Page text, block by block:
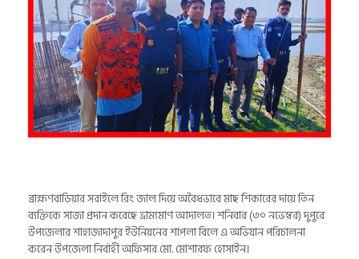
ব্রাহ্মণবাড়িয়ার সরাইলে রিং জাল দিয়ে অবৈধভাবে মাছ শিকারের দায়ে তিন
ব্যক্তিকে সাজা প্রদান করেছে ভ্রাম্যমাণ আদালত। শনিবার (৩০ নভেম্বর) দুপুরে
উপজেলার শাহাজাদাপুর ইউনিয়নের শাপলা বিলে এ অভিযান পরিচালনা
করেন উপজেলা নির্বাহী অফিসার মো. মোশারফ হোসাইন।